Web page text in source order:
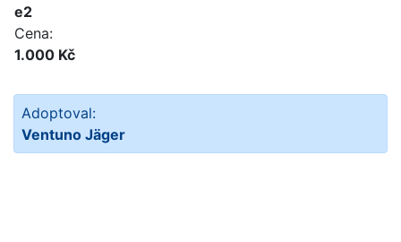
e2
Cena:
1.000 Kč
Adoptoval:
Ventuno Jäger